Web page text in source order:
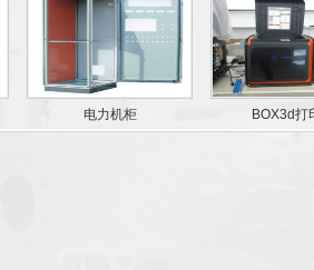
电力机柜 BOX3d打